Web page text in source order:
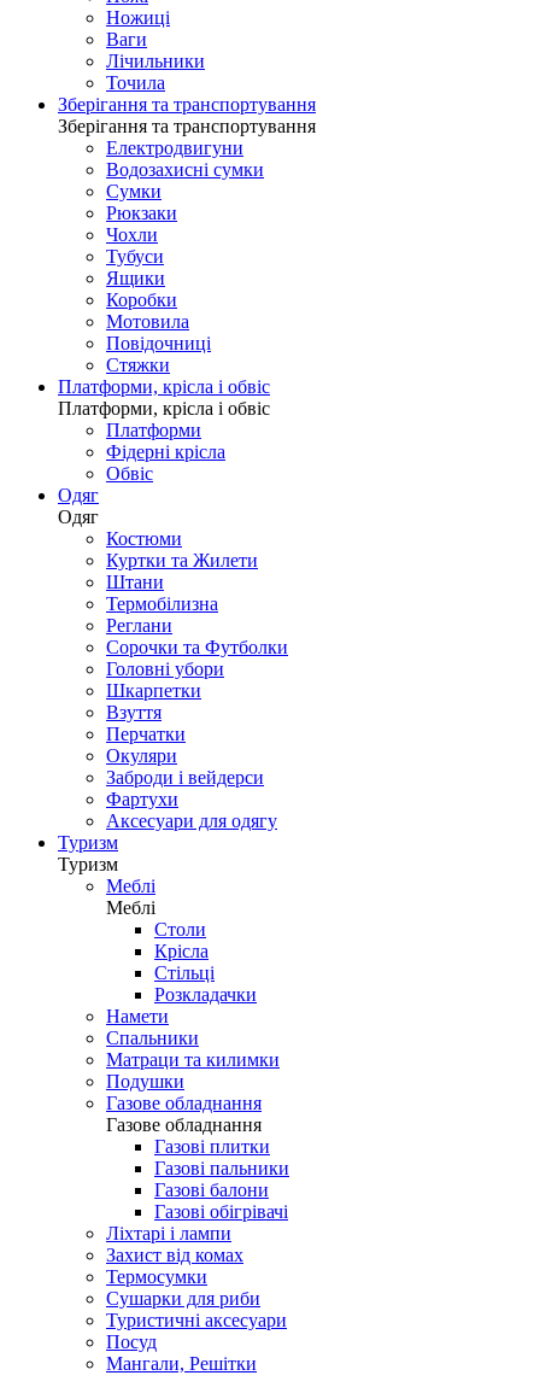
Ножиці
Ваги
Лічильники
Точила
Зберігання та транспортування
Зберігання та транспортування
Електродвигуни
Водозахисні сумки
Сумки
Рюкзаки
Чохли
Тубуси
Ящики
Коробки
Мотовила
Повідочниці
Стяжки
Платформи, крісла і обвіс
Платформи, крісла і обвіс
Платформи
Фідерні крісла
Обвіс
Одяг
Одяг
Костюми
Куртки та Жилети
Штани
Термобілизна
Реглани
Сорочки та Футболки
Головні убори
Шкарпетки
Взуття
Перчатки
Окуляри
Заброди і вейдерси
Фартухи
Аксесуари для одягу
Туризм
Туризм
Меблі
Меблі
Столи
Крісла
Стільці
Розкладачки
Намети
Спальники
Матраци та килимки
Подушки
Газове обладнання
Газове обладнання
Газові плитки
Газові пальники
Газові балони
Газові обігрівачі
Ліхтарі і лампи
Захист від комах
Термосумки
Сушарки для риби
Туристичні аксесуари
Посуд
Мангали, Решітки